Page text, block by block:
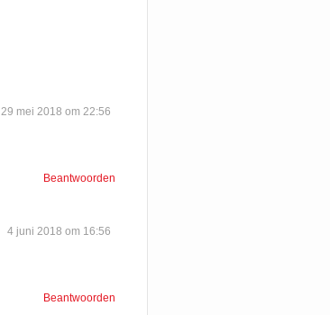
29 mei 2018 om 22:56
Beantwoorden
4 juni 2018 om 16:56
Beantwoorden